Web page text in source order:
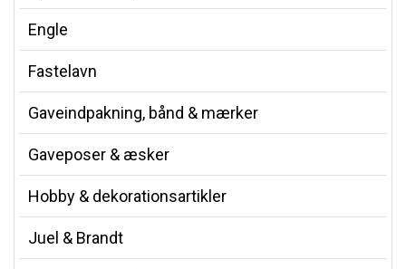
Engle
Fastelavn
Gaveindpakning, bånd & mærker
Gaveposer & æsker
Hobby & dekorationsartikler
Juel & Brandt